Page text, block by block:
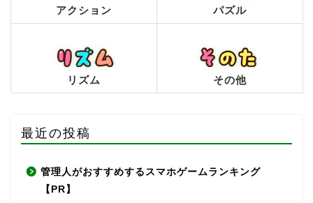
アクション パズル
リズム その他
最近の投稿
管理人がおすすめするスマホゲームランキング
【PR】